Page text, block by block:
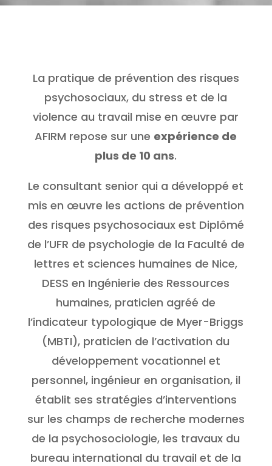
La pratique de prévention des risques
psychosociaux, du stress et de la
violence au travail mise en œuvre par
AFIRM repose sur une expérience de
plus de 10 ans.
Le consultant senior qui a développé et
mis en œuvre les actions de prévention
des risques psychosociaux est Diplômé
de l’UFR de psychologie de la Faculté de
lettres et sciences humaines de Nice,
DESS en Ingénierie des Ressources
humaines, praticien agréé de
l’indicateur typologique de Myer-Briggs
(MBTI), praticien de l’activation du
développement vocationnel et
personnel, ingénieur en organisation, il
établit ses stratégies d’interventions
sur les champs de recherche modernes
de la psychosociologie, les travaux du
bureau international du travail et de la